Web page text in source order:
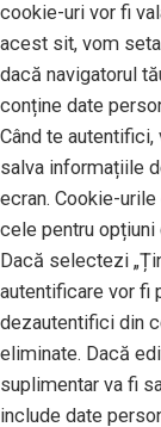
cookie-uri vor fi
acest sit, vom
dacă navigatorul
conține date
Când te
salva informațiile
ecran. Cookie-
cele pentru opțiuni
Dacă selectezi
autentificare vor fi
dezautentifici din
eliminate. Dacă
suplimentar va fi
include date